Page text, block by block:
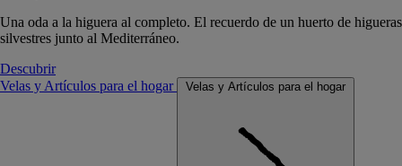
Una oda a la higuera al completo. El recuerdo de un huerto de higueras
silvestres junto al Mediterráneo.
Descubrir
Velas y Artículos para el hogar
Velas y Artículos para el hogar